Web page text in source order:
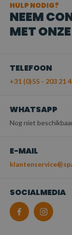
HULP NODIG?
NEEM
MET
TELEFOON
+31 (0)55 - 203 21
WHATSAPP
Nog niet
E-MAIL
SOCIALMEDIA